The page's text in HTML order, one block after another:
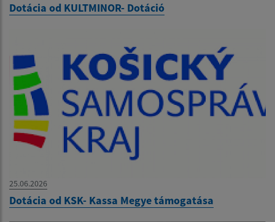
Dotácia od KULTMINOR- Dotáció
25.06.2026
Dotácia od KSK- Kassa Megye támogatása